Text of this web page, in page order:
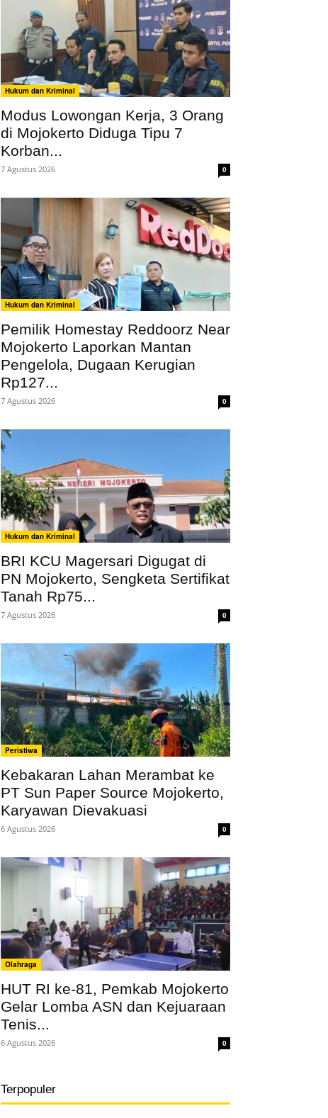
Hukum dan Kriminal
Modus Lowongan Kerja, 3 Orang
di Mojokerto Diduga Tipu 7
Korban...
7 Agustus 2026 0
Hukum dan Kriminal
Pemilik Homestay Reddoorz Near
Mojokerto Laporkan Mantan
Pengelola, Dugaan Kerugian
Rp127...
7 Agustus 2026 0
Hukum dan Kriminal
BRI KCU Magersari Digugat di
PN Mojokerto, Sengketa Sertifikat
Tanah Rp75...
7 Agustus 2026 0
Peristiwa
Kebakaran Lahan Merambat ke
PT Sun Paper Source Mojokerto,
Karyawan Dievakuasi
6 Agustus 2026 0
Olahraga
HUT RI ke-81, Pemkab Mojokerto
Gelar Lomba ASN dan Kejuaraan
Tenis...
6 Agustus 2026 0
Terpopuler